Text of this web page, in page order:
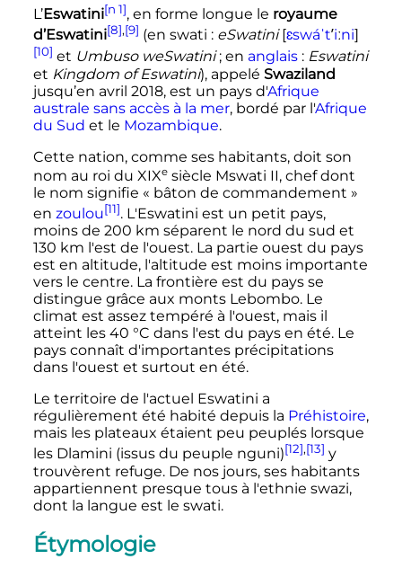
L’Eswatini[n 1], en forme longue le royaume
d’Eswatini[8],[9] (en swati : eSwatini [ɛswáˈtʼiːni]
[10] et Umbuso weSwatini ; en anglais: Eswatini
et Kingdom of Eswatini), appelé Swaziland
jusqu’en avril 2018, est un pays d'Afrique
australe sans accès à la mer, bordé par l'Afrique
du Sud et le Mozambique.
Cette nation, comme ses habitants, doit son
nom au roi du XIXe siècle Mswati II, chef dont
le nom signifie « bâton de commandement »
en zoulou[11]. L'Eswatini est un petit pays,
moins de 200 km séparent le nord du sud et
130 km l'est de l'ouest. La partie ouest du pays
est en altitude, l'altitude est moins importante
vers le centre. La frontière est du pays se
distingue grâce aux monts Lebombo. Le
climat est assez tempéré à l'ouest, mais il
atteint les 40 °C dans l'est du pays en été. Le
pays connaît d'importantes précipitations
dans l'ouest et surtout en été.
Le territoire de l'actuel Eswatini a
régulièrement été habité depuis la Préhistoire,
mais les plateaux étaient peu peuplés lorsque
les Dlamini (issus du peuple nguni)[12],[13] y
trouvèrent refuge. De nos jours, ses habitants
appartiennent presque tous à l'ethnie swazi,
dont la langue est le swati.
Étymologie